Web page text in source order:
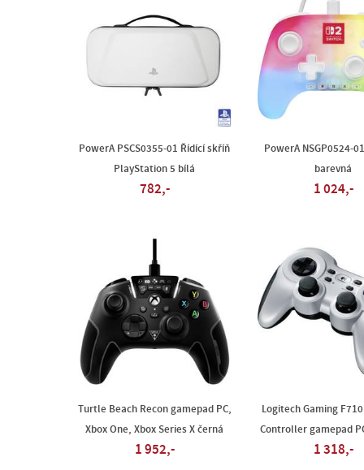
PowerA PSCS0355-01 Řídící skříň
PlayStation 5 bílá
782,-
PowerA NSGP0524-
barevná
1 024,-
Turtle Beach Recon gamepad PC,
Xbox One, Xbox Series X černá
1 952,-
Logitech Gaming
Controller gamepad
1 318,-